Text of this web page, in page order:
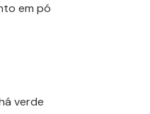
em pó
verde